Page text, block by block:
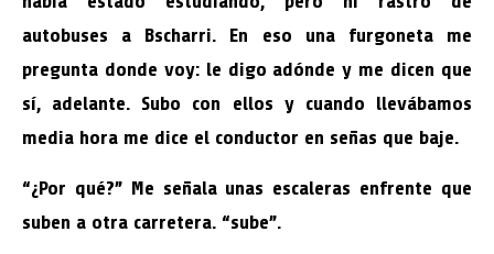
autobuses a Bscharri. En eso una furgoneta me
pregunta donde voy: le digo adónde y me dicen que
sí, adelante. Subo con ellos y cuando llevábamos
media hora me dice el conductor en señas que baje.
“¿Por qué?” Me señala unas escaleras enfrente que
suben a otra carretera. “sube”.